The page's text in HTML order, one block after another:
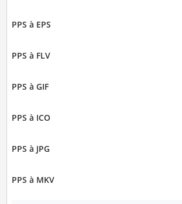
PPS à EPS
PPS à FLV
PPS à GIF
PPS à ICO
PPS à JPG
PPS à MKV